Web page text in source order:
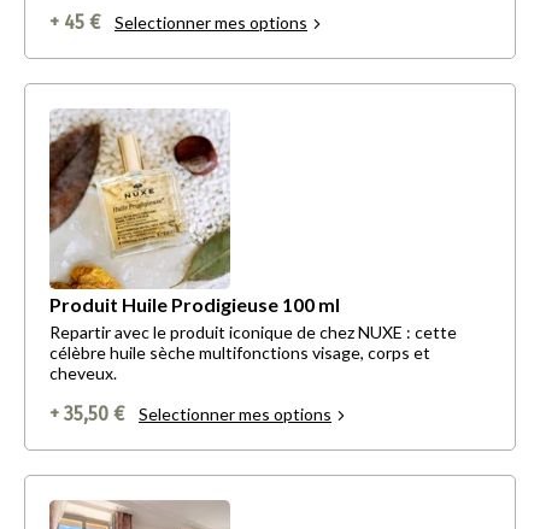
+ 45 € Selectionner mes options
Produit Huile Prodigieuse 100 ml
Repartir avec le produit iconique de chez NUXE : cette
célèbre huile sèche multifonctions visage, corps et
cheveux.
+ 35,50 € Selectionner mes options